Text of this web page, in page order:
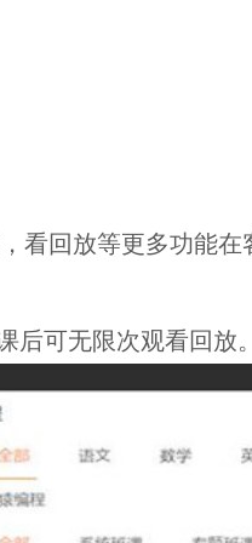
看回放等更多功能
后可无限次观看回放。